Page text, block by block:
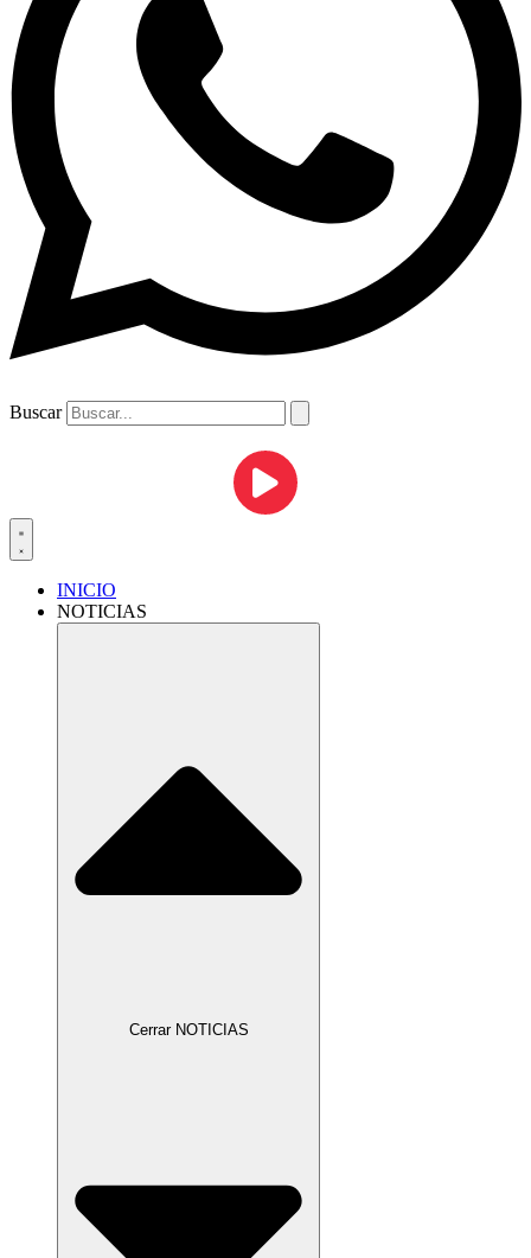
Buscar
INICIO
NOTICIAS
Cerrar NOTICIAS